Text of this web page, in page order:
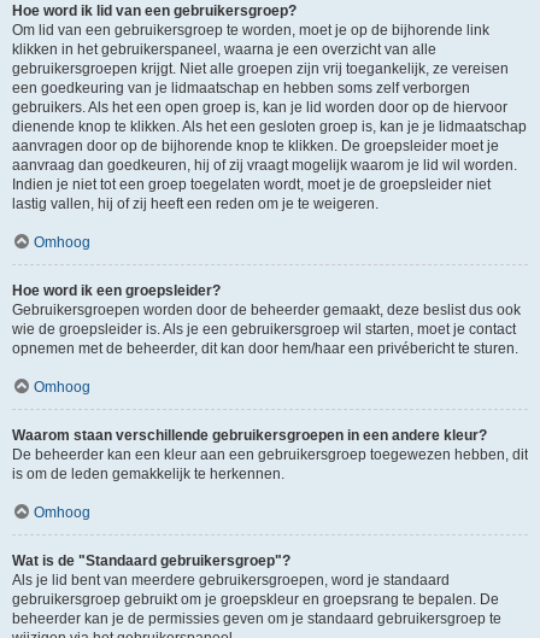
Hoe word ik lid van een gebruikersgroep?
Om lid van een gebruikersgroep te worden, moet je op de bijhorende link
klikken in het gebruikerspaneel, waarna je een overzicht van alle
gebruikersgroepen krijgt. Niet alle groepen zijn vrij toegankelijk, ze vereisen
een goedkeuring van je lidmaatschap en hebben soms zelf verborgen
gebruikers. Als het een open groep is, kan je lid worden door op de hiervoor
dienende knop te klikken. Als het een gesloten groep is, kan je je lidmaatschap
aanvragen door op de bijhorende knop te klikken. De groepsleider moet je
aanvraag dan goedkeuren, hij of zij vraagt mogelijk waarom je lid wil worden.
Indien je niet tot een groep toegelaten wordt, moet je de groepsleider niet
lastig vallen, hij of zij heeft een reden om je te weigeren.
Omhoog
Hoe word ik een groepsleider?
Gebruikersgroepen worden door de beheerder gemaakt, deze beslist dus ook
wie de groepsleider is. Als je een gebruikersgroep wil starten, moet je contact
opnemen met de beheerder, dit kan door hem/haar een privébericht te sturen.
Omhoog
Waarom staan verschillende gebruikersgroepen in een andere kleur?
De beheerder kan een kleur aan een gebruikersgroep toegewezen hebben, dit
is om de leden gemakkelijk te herkennen.
Omhoog
Wat is de "Standaard gebruikersgroep"?
Als je lid bent van meerdere gebruikersgroepen, word je standaard
gebruikersgroep gebruikt om je groepskleur en groepsrang te bepalen. De
beheerder kan je de permissies geven om je standaard gebruikersgroep te